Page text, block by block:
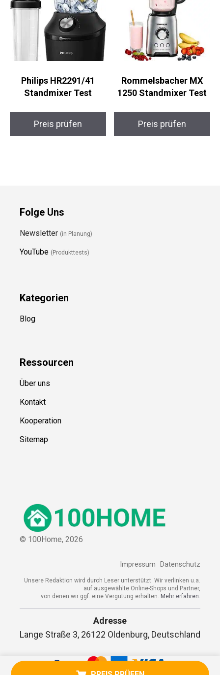
Philips HR2291/41
Standmixer Test
Preis prüfen
Rommelsbacher MX
1250 Standmixer Test
Preis prüfen
Folge Uns
Newsletter (in Planung)
YouTube (Produkttests)
Kategorien
Blog
Ressourcen
Über uns
Kontakt
Kooperation
Sitemap
© 100Home, 2026
Impressum Datenschutz
Unsere Redaktion wird durch Leser unterstützt. Wir verlinken u.a.
auf ausgewählte Online-Shops und Partner,
von denen wir ggf. eine Vergütung erhalten. Mehr erfahren.
Adresse
Lange Straße 3, 26122 Oldenburg, Deutschland